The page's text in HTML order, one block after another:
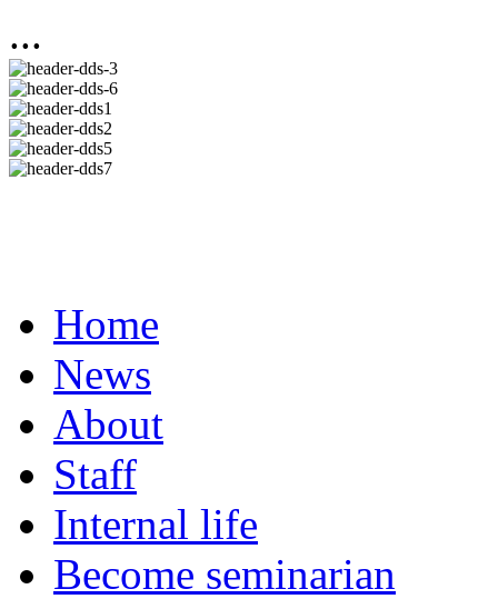
...
Home
News
About
Staff
Internal life
Become seminarian